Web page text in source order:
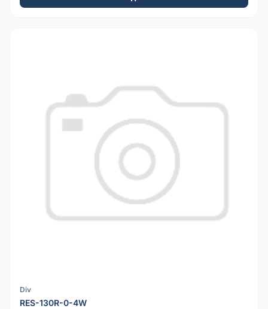
Div
RES-130R-0-4W